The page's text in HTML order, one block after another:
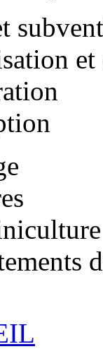
et